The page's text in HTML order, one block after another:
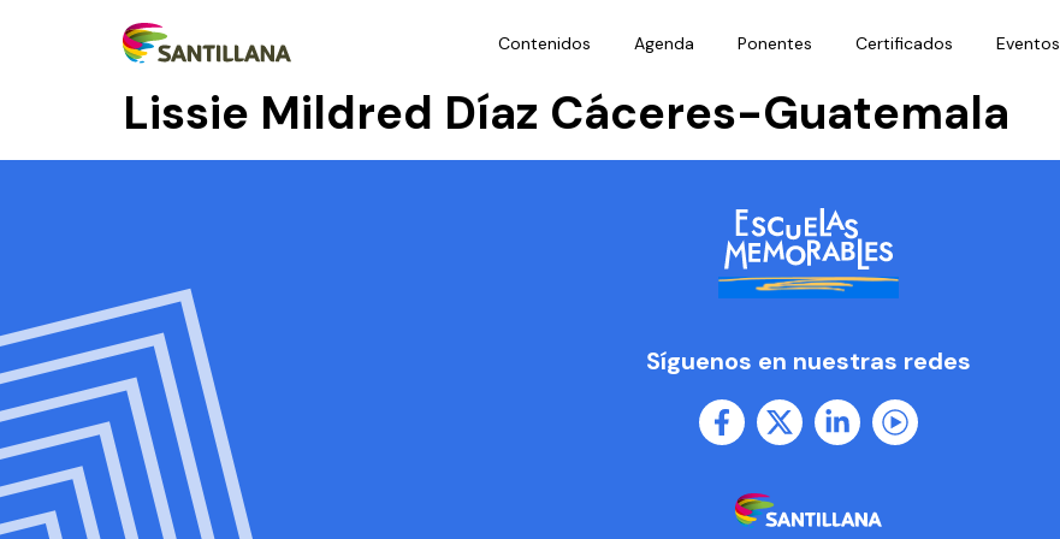
Contenidos Agenda Ponentes Certificados Eventos
Lissie Mildred Díaz Cáceres-Guatemala
Síguenos en nuestras redes